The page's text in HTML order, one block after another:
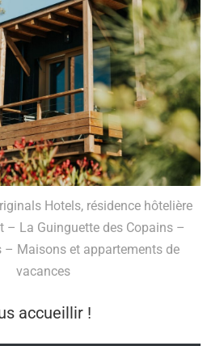
Hotels, résidence hôtelière
– La Guinguette des Copains –
– Maisons et appartements de
vacances
accueillir !